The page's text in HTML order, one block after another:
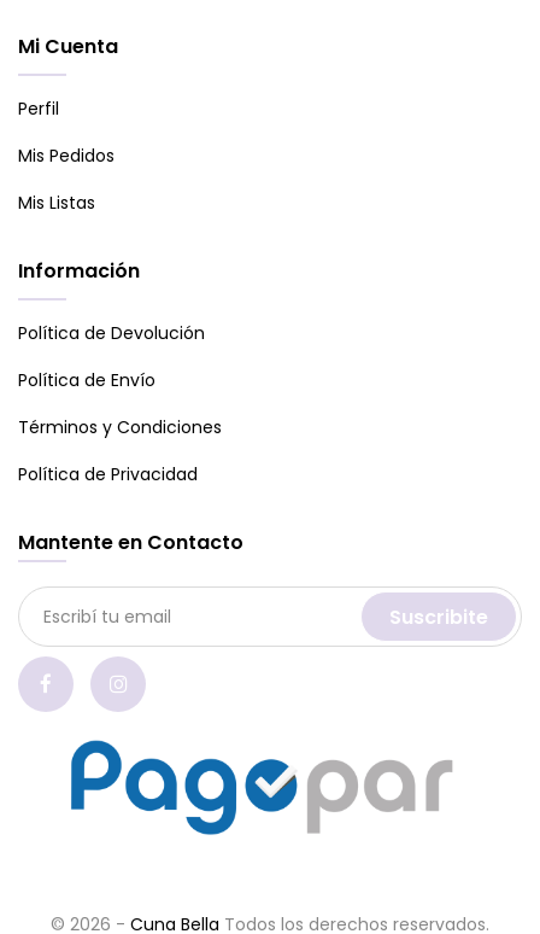
Mi Cuenta
Perfil
Mis Pedidos
Mis Listas
Información
Política de Devolución
Política de Envío
Términos y Condiciones
Política de Privacidad
Mantente en Contacto
Suscribite
© 2026 - Cuna Bella Todos los derechos reservados.